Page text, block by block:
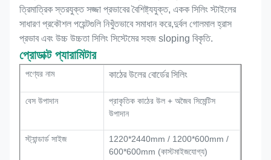
ত্রিমাত্রিক স্তরযুক্ত সজ্জা প্রভাবের বৈশিষ্ট্যযুক্ত, একক সিলিং স্টাইলের
সাধারণ প্রকৌশল পয়েন্টগুলি নিখুঁতভাবে সমাধান করে,দুর্বল গোলমাল হ্রাস
প্রভাব এবং উচ্চ উচ্চতা সিলিং সিস্টেমের সহজ sloping বিকৃতি.
প্রোডাক্ট প্যারামিটার
পণ্যের নাম কাঠের উলের বোর্ডের সিলিং
বেস উপাদান
প্রাকৃতিক কাঠের উল + অজৈব সিমেন্টিস
উপাদান
স্ট্যান্ডার্ড সাইজ
1220*2440mm / 1200*600mm /
600*600mm (কাস্টমাইজযোগ্য)